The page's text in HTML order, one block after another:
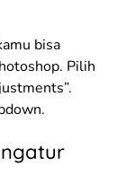
bisa
Pilih